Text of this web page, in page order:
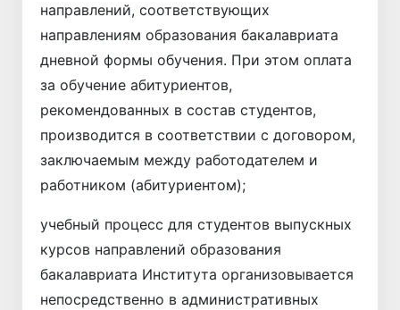
направлений, соответствующих
направлениям образования бакалавриата
дневной формы обучения. При этом оплата
за обучение абитуриентов,
рекомендованных в состав студентов,
производится в соответствии с договором,
заключаемым между работодателем и
работником (абитуриентом);
учебный процесс для студентов выпускных
курсов направлений образования
бакалавриата Института организовывается
непосредственно в административных